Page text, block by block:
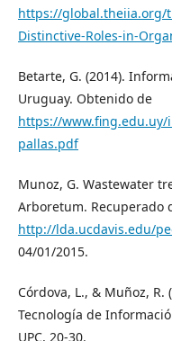
https://global.theiia.org/
Distinctive-Roles-in-
Betarte, G. (2014).
Uruguay. Obtenido de
https://
pallas.pdf
Munoz, G. Wastewater
Arboretum. Recuperado
http://lda.ucdavis.edu/
04/01/2015.
Córdova, L., & Muñoz,
Tecnología de
UPC, 20-30.